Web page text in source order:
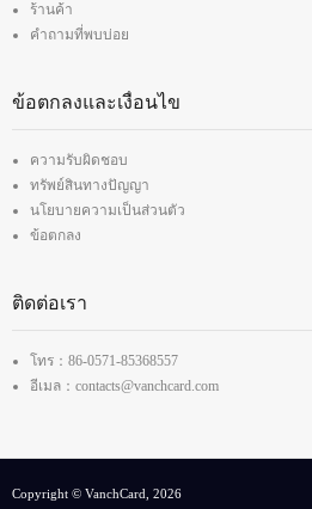
ร้านค้า
คำถามที่พบบ่อย
ข้อตกลงและเงื่อนไข
ความรับผิดชอบ
ทรัพย์สินทางปัญญา
นโยบายความเป็นส่วนตัว
ข้อตกลง
ติดต่อเรา
โทร：86-0571-85368557
อีเมล：contacts@vanchcard.com
Copyright © VanchCard, 2026